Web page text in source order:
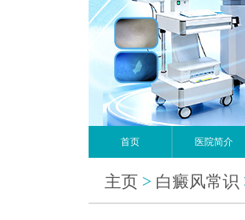
首页 医院简介
主页 > 白癜风常识